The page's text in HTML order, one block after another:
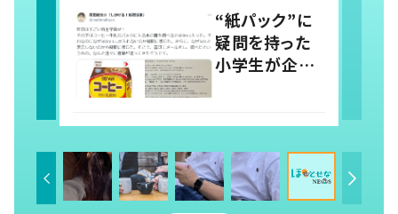
取りに「すごい
分かる」「改め
て気付かされ
た」
“紙パック”に
疑問を持った
小学生が企業
丁寧な対応に
「素晴らしい」
の声